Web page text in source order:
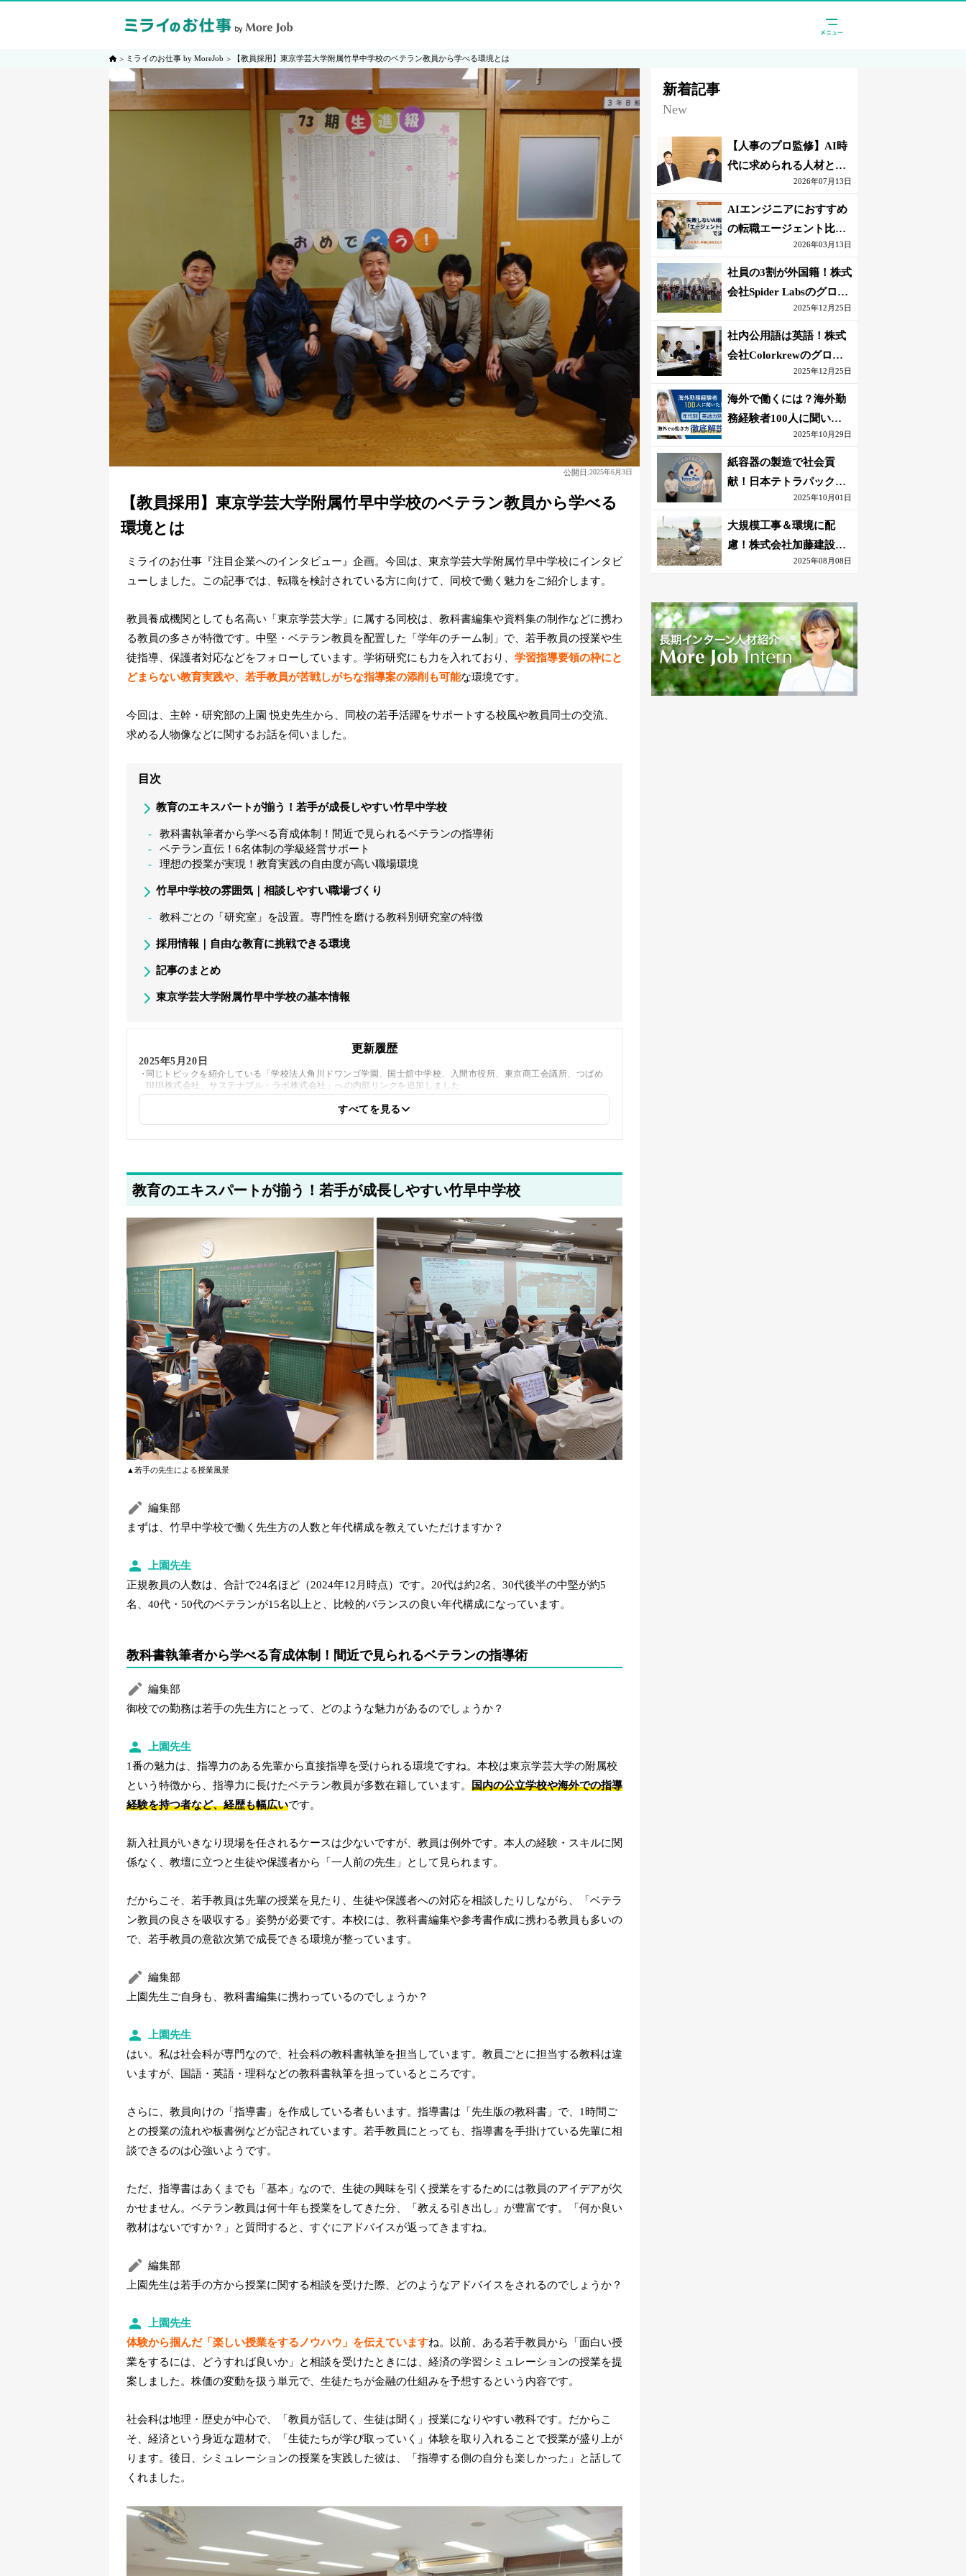
ミライのお仕事 by MoreJob 【教員採用】東京学芸大学附属竹早中学校のベテラン教員から学べる環境とは
公開日:2025年6月3日
【教員採用】東京学芸大学附属竹早中学校のベテラン教員から学べる
環境とは
ミライのお仕事『注目企業へのインタビュー』企画。今回は、東京学芸大学附属竹早中学校にインタビ
ューしました。この記事では、転職を検討されている方に向けて、同校で働く魅力をご紹介します。
教員養成機関としても名高い「東京学芸大学」に属する同校は、教科書編集や資料集の制作などに携わ
る教員の多さが特徴です。中堅・ベテラン教員を配置した「学年のチーム制」で、若手教員の授業や生
徒指導、保護者対応などをフォローしています。学術研究にも力を入れており、 学習指導要領の枠にと
どまらない教育実践や、若手教員が苦戦しがちな指導案の添削も可能な環境です。
今回は、主幹・研究部の上園 悦史先生から、同校の若手活躍をサポートする校風や教員同士の交流、
求める人物像などに関するお話を伺いました。
目次
教育のエキスパートが揃う！若手が成長しやすい竹早中学校
教科書執筆者から学べる育成体制！間近で見られるベテランの指導術
ベテラン直伝！6名体制の学級経営サポート
理想の授業が実現！教育実践の自由度が高い職場環境
竹早中学校の雰囲気｜相談しやすい職場づくり
教科ごとの「研究室」を設置。専門性を磨ける教科別研究室の特徴
採用情報｜自由な教育に挑戦できる環境
記事のまとめ
東京学芸大学附属竹早中学校の基本情報
更新履歴
2025年5月20日
同じトピックを紹介している「学校法人角川ドワンゴ学園、国士舘中学校、入間市役所、東京商工会議所、つばめ
BHB株式会社、サステナブル・ラボ株式会社」への内部リンクを追加しました
2025年5月20日
すべてを見る
教育のエキスパートが揃う！若手が成長しやすい竹早中学校
▲若手の先生による授業風景
編集部
まずは、竹早中学校で働く先生方の人数と年代構成を教えていただけますか？
上園先生
正規教員の人数は、合計で24名ほど（2024年12月時点）です。20代は約2名、30代後半の中堅が約5
名、40代・50代のベテランが15名以上と、比較的バランスの良い年代構成になっています。
教科書執筆者から学べる育成体制！間近で見られるベテランの指導術
編集部
御校での勤務は若手の先生方にとって、どのような魅力があるのでしょうか？
上園先生
1番の魅力は、指導力のある先輩から直接指導を受けられる環境ですね。本校は東京学芸大学の附属校
という特徴から、指導力に長けたベテラン教員が多数在籍しています。 国内の公立学校や海外での指導
経験を持つ者など、経歴も幅広いです。
新入社員がいきなり現場を任されるケースは少ないですが、教員は例外です。本人の経験・スキルに関
係なく、教壇に立つと生徒や保護者から「一人前の先生」として見られます。
だからこそ、若手教員は先輩の授業を見たり、生徒や保護者への対応を相談したりしながら、「ベテラ
ン教員の良さを吸収する」姿勢が必要です。本校には、教科書編集や参考書作成に携わる教員も多いの
で、若手教員の意欲次第で成長できる環境が整っています。
編集部
上園先生ご自身も、教科書編集に携わっているのでしょうか？
上園先生
はい。私は社会科が専門なので、社会科の教科書執筆を担当しています。教員ごとに担当する教科は違
いますが、国語・英語・理科などの教科書執筆を担っているところです。
さらに、教員向けの「指導書」を作成している者もいます。指導書は「先生版の教科書」で、1時間ご
との授業の流れや板書例などが記されています。若手教員にとっても、指導書を手掛けている先輩に相
談できるのは心強いようです。
ただ、指導書はあくまでも「基本」なので、生徒の興味を引く授業をするためには教員のアイデアが欠
かせません。ベテラン教員は何十年も授業をしてきた分、「教える引き出し」が豊富です。「何か良い
教材はないですか？」と質問すると、すぐにアドバイスが返ってきますね。
編集部
上園先生は若手の方から授業に関する相談を受けた際、どのようなアドバイスをされるのでしょうか？
上園先生
体験から掴んだ「楽しい授業をするノウハウ」を伝えていますね。以前、ある若手教員から「面白い授
業をするには、どうすれば良いか」と相談を受けたときには、経済の学習シミュレーションの授業を提
案しました。株価の変動を扱う単元で、生徒たちが金融の仕組みを予想するという内容です。
社会科は地理・歴史が中心で、「教員が話して、生徒は聞く」授業になりやすい教科です。だからこ
そ、経済という身近な題材で、「生徒たちが学び取っていく」体験を取り入れることで授業が盛り上が
ります。後日、シミュレーションの授業を実践した彼は、「指導する側の自分も楽しかった」と話して
くれました。
新着記事
New
【人事のプロ監修】AI時
代に求められる人材と
は？「代替されない人」
の条件
2026年07月13日
AIエンジニアにおすすめ
の転職エージェント比較
｜失敗しない選び方【採
点表つき】
2026年03月13日
社員の3割が外国籍！株式
会社Spider Labsのグロー
2025年12月25日
社内公用語は英語！株式
会社Colorkrewのグロー
バルかつ若手が輝く環境
2025年12月25日
海外で働くには？海外勤
務経験者100人に聞いた
おすすめ職種｜英語話せ
ないOK求人はある？
2025年10月29日
紙容器の製造で社会貢
献！日本テトラパック株
式会社のグローバルな環
境
2025年10月01日
大規模工事＆環境に配
慮！株式会社加藤建設の
若手が語る現場監督の働
2025年08月08日